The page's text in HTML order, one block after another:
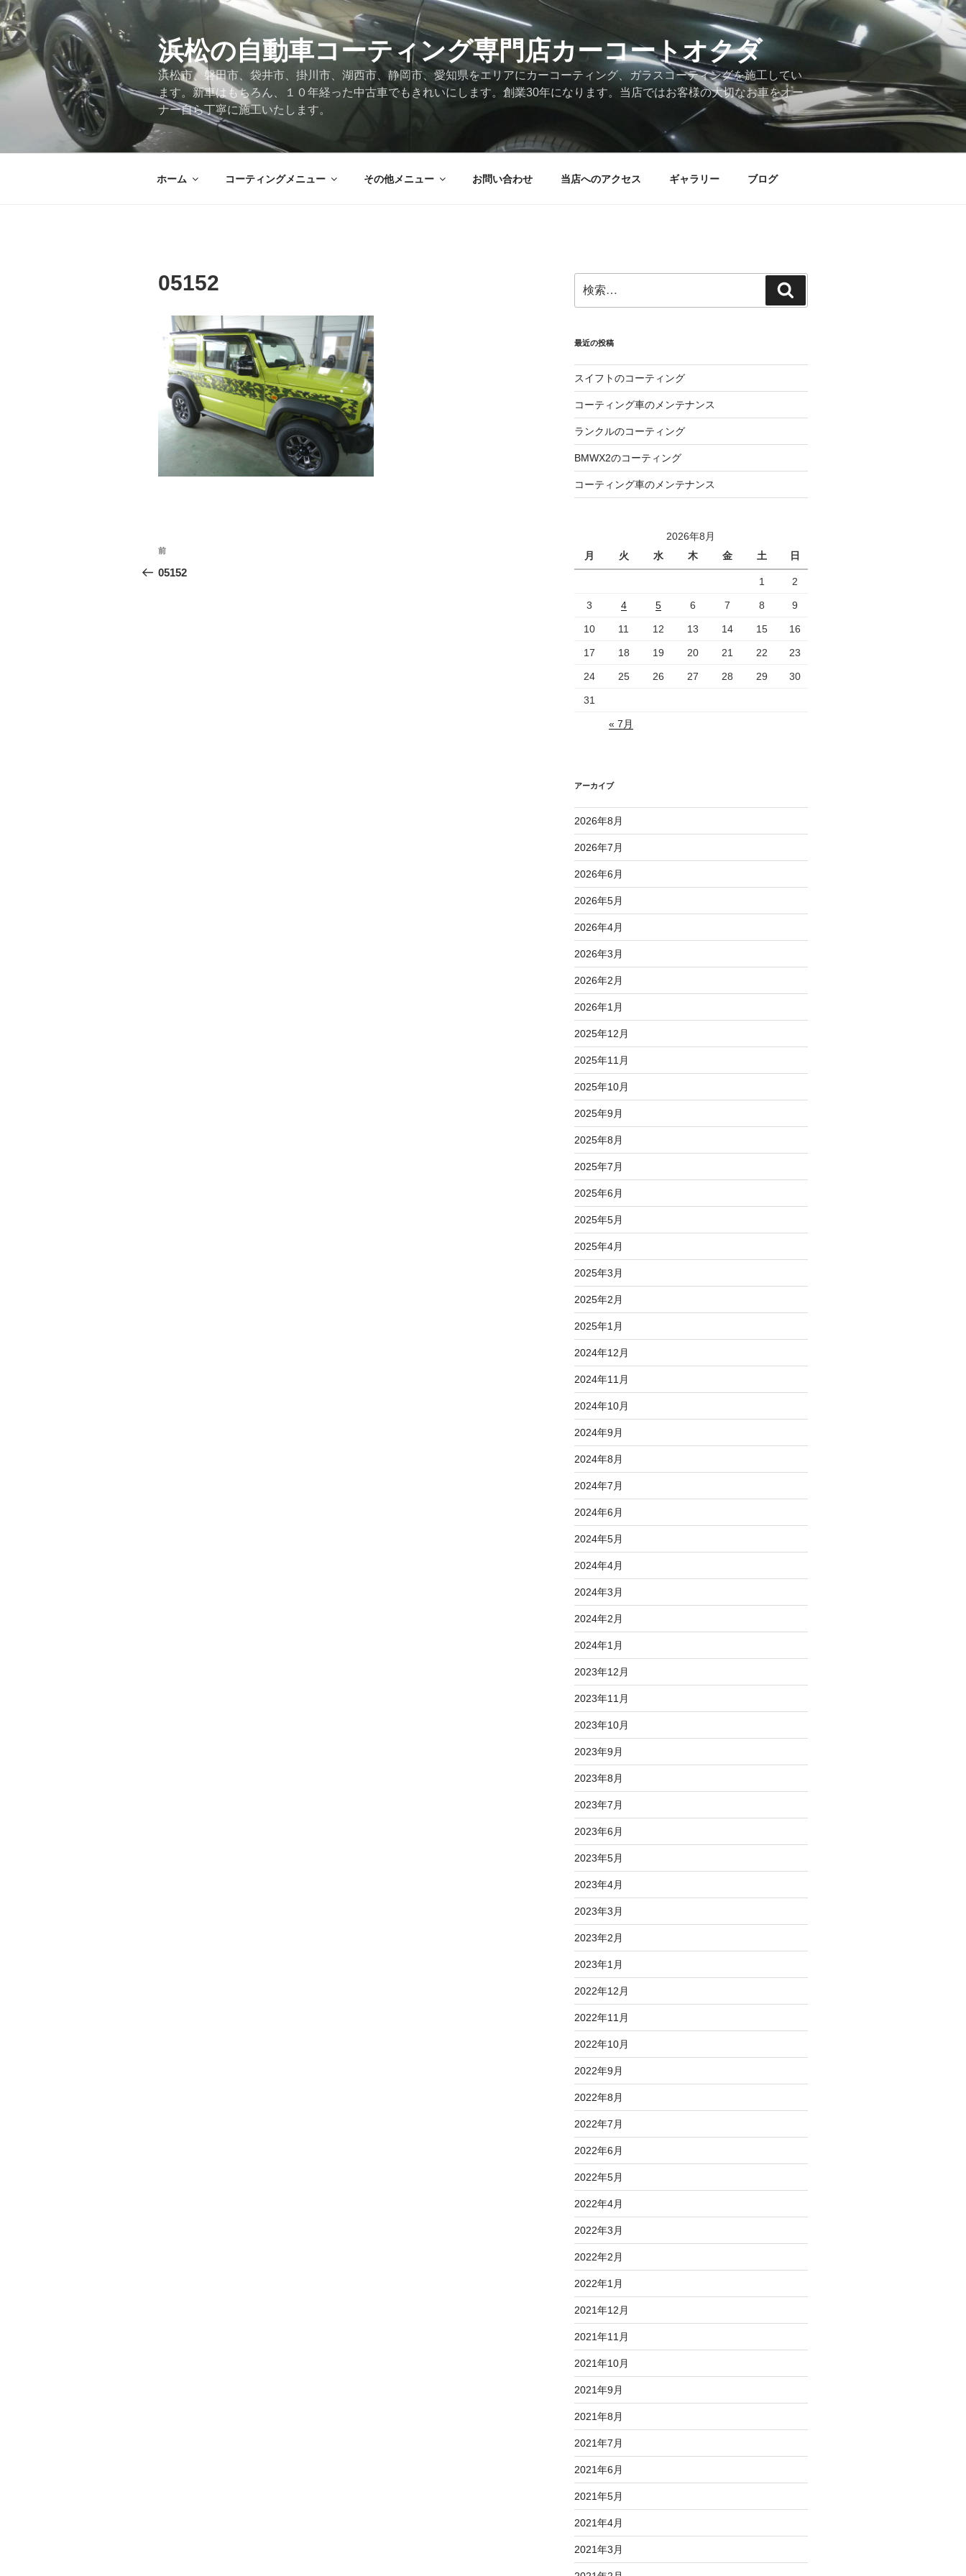
コ
ン
テ
ン
ツ
浜松の自動車コーティング専門店カーコートオクダ
浜松市、磐田市、袋井市、掛川市、湖西市、静岡市、愛知県をエリアにカーコーティング、ガラスコーティングを施工してい
ます。新車はもちろん、１０年経った中古車でもきれいにします。創業30年になります。当店ではお客様の大切なお車をオー
ナー自ら丁寧に施工いたします。
ホーム コーティングメニュー その他メニュー お問い合わせ 当店へのアクセス ギャラリー ブログ
05152
投
稿
前
の
前
05152
索:
索
最近の投稿
スイフトのコーティング
コーティング車のメンテナンス
ランクルのコーティング
BMWX2のコーティング
コーティング車のメンテナンス
2026年8月
月
火 水 木 金 土 日
1 2
3 4 5 6 7 8 9
10 11 12 13 14 15 16
17 18 19 20 21 22 23
24 25 26 27 28 29 30
31
« 7月
アーカイブ
2026年8月
2026年7月
2026年6月
2026年5月
2026年4月
2026年3月
2026年2月
2026年1月
2025年12月
2025年11月
2025年10月
2025年9月
2025年8月
2025年7月
2025年6月
2025年5月
2025年4月
2025年3月
2025年2月
2025年1月
2024年12月
2024年11月
2024年10月
2024年9月
2024年8月
2024年7月
2024年6月
2024年5月
2024年4月
2024年3月
2024年2月
2024年1月
2023年12月
2023年11月
2023年10月
2023年9月
2023年8月
2023年7月
2023年6月
2023年5月
2023年4月
2023年3月
2023年2月
2023年1月
2022年12月
2022年11月
2022年10月
2022年9月
2022年8月
2022年7月
2022年6月
2022年5月
2022年4月
2022年3月
2022年2月
2022年1月
2021年12月
2021年11月
2021年10月
2021年9月
2021年8月
2021年7月
2021年6月
2021年5月
2021年4月
2021年3月